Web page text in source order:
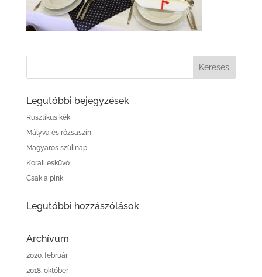
Legutóbbi bejegyzések
Rusztikus kék
Mályva és rózsaszín
Magyaros szülinap
Korall esküvő
Csak a pink
Legutóbbi hozzászólások
Archívum
2020. február
2018. október